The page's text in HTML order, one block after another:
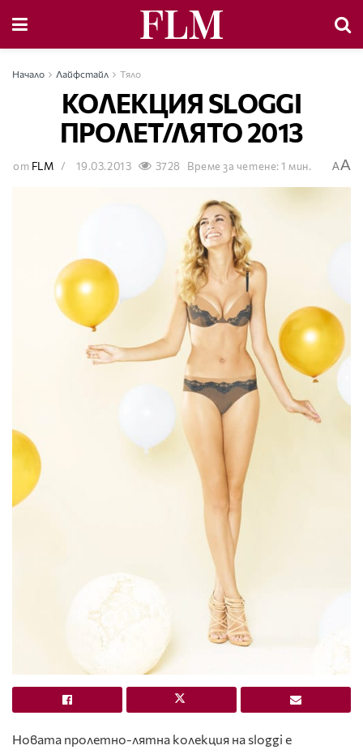
Начало Лайфстайл Тяло
КОЛЕКЦИЯ SLOGGI
ПРОЛЕТ/ЛЯТО 2013
от FLM 19.03.2013 3728 Време за четене: 1 мин. AA
Новата пролетно-лятна колекция на sloggi е